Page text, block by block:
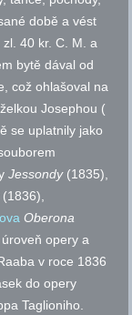
době a vést
40 kr. C. M. a
bytě dával od
což ohlašoval na
Josephou (
se uplatnily jako
Jessondy(1835),
(1836),
Oberona
opery a
v roce 1836
do opery
Taglioniho.